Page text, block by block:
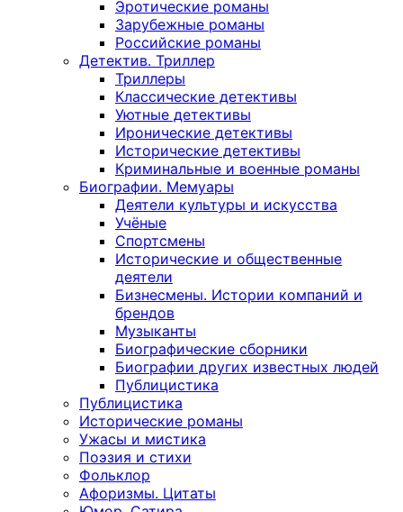
Эротические романы
Зарубежные романы
Российские романы
Детектив. Триллер
Триллеры
Классические детективы
Уютные детективы
Иронические детективы
Исторические детективы
Криминальные и военные романы
Биографии. Мемуары
Деятели культуры и искусства
Учёные
Спортсмены
Исторические и общественные
деятели
Бизнесмены. Истории компаний и
брендов
Музыканты
Биографические сборники
Биографии других известных людей
Публицистика
Публицистика
Исторические романы
Ужасы и мистика
Поэзия и стихи
Фольклор
Афоризмы. Цитаты